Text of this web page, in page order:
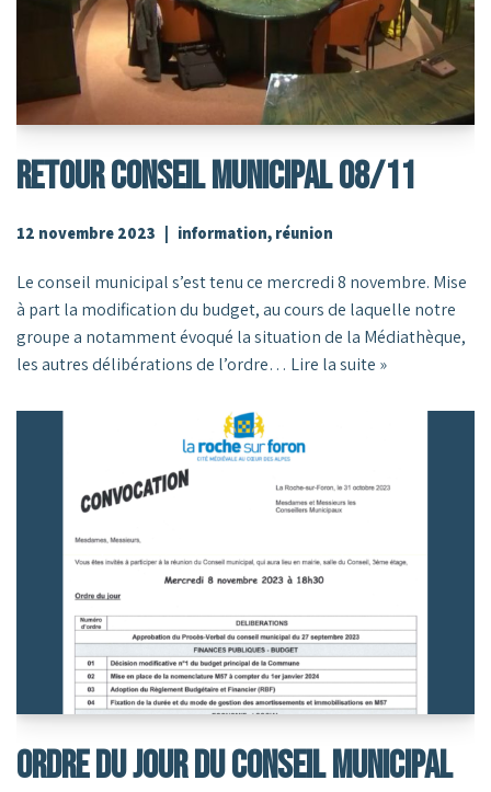
RETOUR CONSEIL MUNICIPAL 08/11
12 novembre 2023 information, réunion
Le conseil municipal s’est tenu ce mercredi 8 novembre. Mise
à part la modification du budget, au cours de laquelle notre
groupe a notamment évoqué la situation de la Médiathèque,
les autres délibérations de l’ordre… Lire la suite »
ORDRE DU JOUR DU CONSEIL MUNICIPAL